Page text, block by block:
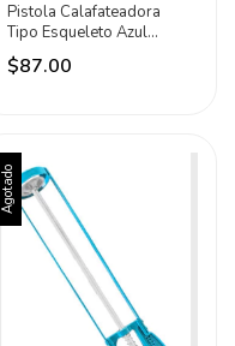
Pistola Calafateadora
Tipo Esqueleto Azul
Hosser
$87.00
Agotado